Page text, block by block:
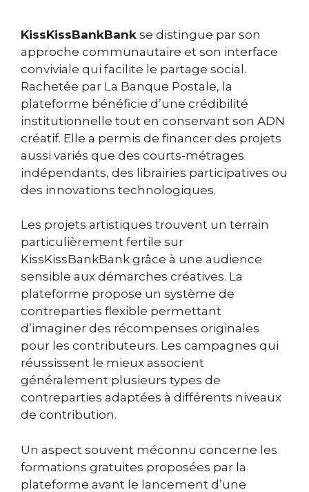
KissKissBankBank se distingue par son
approche communautaire et son interface
conviviale qui facilite le partage social.
Rachetée par La Banque Postale, la
plateforme bénéficie d’une crédibilité
institutionnelle tout en conservant son ADN
créatif. Elle a permis de financer des projets
aussi variés que des courts-métrages
indépendants, des librairies participatives ou
des innovations technologiques.
Les projets artistiques trouvent un terrain
particulièrement fertile sur
KissKissBankBank grâce à une audience
sensible aux démarches créatives. La
plateforme propose un système de
contreparties flexible permettant
d’imaginer des récompenses originales
pour les contributeurs. Les campagnes qui
réussissent le mieux associent
généralement plusieurs types de
contreparties adaptées à différents niveaux
de contribution.
Un aspect souvent méconnu concerne les
formations gratuites proposées par la
plateforme avant le lancement d’une